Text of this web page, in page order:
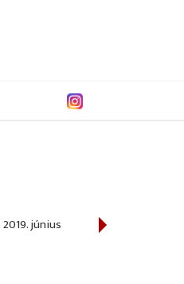
2019. június 2019. május